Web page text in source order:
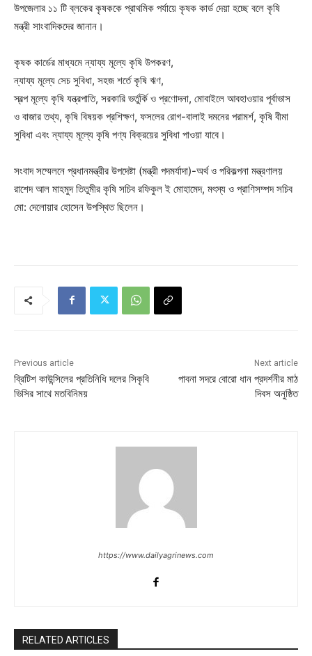
উপজেলার ১১ টি ব্লকের কৃষককে প্রাথমিক পর্যায়ে কৃষক কার্ড দেয়া হচ্ছে বলে কৃষি
মন্ত্রী সাংবাদিকদের জানান।
কৃষক কার্ডের মাধ্যমে ন্যায্য মূল্যে কৃষি উপকরণ,
ন্যায্য মূল্যে সেচ সুবিধা, সহজ শর্তে কৃষি ঋণ,
স্বল্প মূল্যে কৃষি যন্ত্রপাতি, সরকারি ভর্তুর্কি ও প্রণোদনা, মোবাইলে আবহাওয়ার পূর্বাভাস
ও বাজার তথ্য, কৃষি বিষয়ক প্রশিক্ষণ, ফসলের রোগ-বালাই দমনের পরামর্শ, কৃষি বীমা
সুবিধা এবং ন্যায্য মূল্যে কৃষি পণ্য বিক্রয়ের সুবিধা পাওয়া যাবে।
সংবাদ সম্মেলনে প্রধানমন্ত্রীর উপদেষ্টা (মন্ত্রী পদমর্যাদা)-অর্থ ও পরিকল্পনা মন্ত্রণালয়
রাশেদ আল মাহমুদ তিতুমীর কৃষি সচিব রফিকুল ই মোহামেদ, মৎস্য ও প্রাণিসম্পদ সচিব
মো: দেলোয়ার হোসেন উপস্থিত ছিলেন।
Previous article
ব্রিটিশ কাউন্সিলের প্রতিনিধি দলের সিকৃবি
ভিসির সাথে মতবিনিময়
Next article
পাবনা সদরে বোরো ধান প্রদর্শনীর মাঠ
দিবস অনুষ্ঠিত
https://www.dailyagrinews.com
RELATED ARTICLES